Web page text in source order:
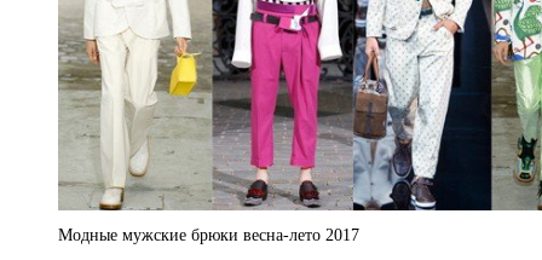
Модные мужские брюки весна-лето 2017